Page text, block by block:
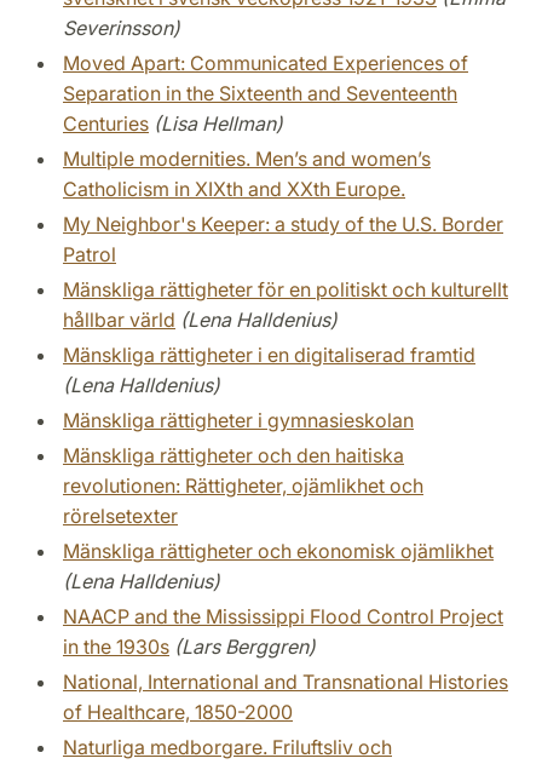
Severinsson)
Moved Apart: Communicated Experiences of
Separation in the Sixteenth and Seventeenth
Centuries (Lisa Hellman)
Multiple modernities. Men’s and women’s
Catholicism in XIXth and XXth Europe.
My Neighbor's Keeper: a study of the U.S. Border
Patrol
Mänskliga rättigheter för en politiskt och kulturellt
hållbar värld (Lena Halldenius)
Mänskliga rättigheter i en digitaliserad framtid
(Lena Halldenius)
Mänskliga rättigheter i gymnasieskolan
Mänskliga rättigheter och den haitiska
revolutionen: Rättigheter, ojämlikhet och
rörelsetexter
Mänskliga rättigheter och ekonomisk ojämlikhet
(Lena Halldenius)
NAACP and the Mississippi Flood Control Project
in the 1930s (Lars Berggren)
National, International and Transnational Histories
of Healthcare, 1850-2000
Naturliga medborgare. Friluftsliv och